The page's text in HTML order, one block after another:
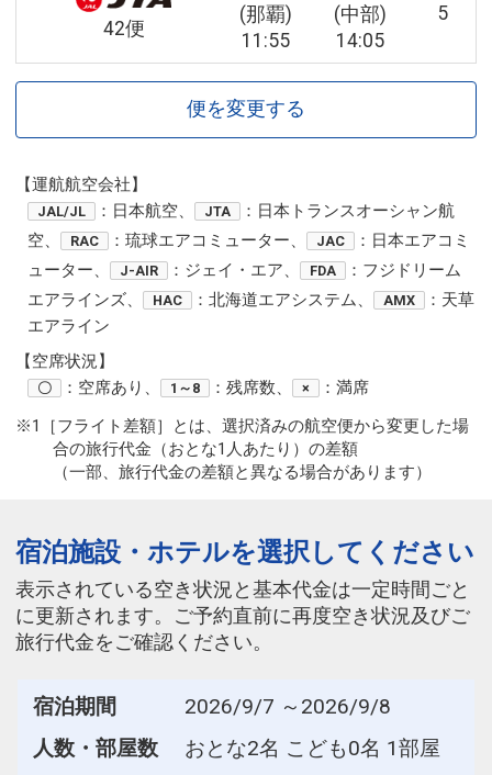
42便
(那覇)
11:55
(中部)
14:05
5
便を変更する
【運航航空会社】
JAL/JL ：日本航空、 JTA
：日本トランスオーシャン航
空、
RAC ：琉球エアコミューター、 JAC
：日本エアコミ
ューター、
J-AIR ：ジェイ・エア、 FDA
：フジドリーム
エアラインズ、
HAC ：北海道エアシステム、 AMX
：天草
エアライン
【空席状況】
〇 ：空席あり、 1～8 ：残席数、 ×
：満席
※1［フライト差額］とは、選択済みの航空便から変更した場
合の旅行代金（おとな1人あたり）の差額
（一部、旅行代金の差額と異なる場合があります）
宿泊施設・ホテルを選択してください
表示されている空き状況と基本代金は一定時間ごと
に更新されます。ご予約直前に再度空き状況及びご
旅行代金をご確認ください。
宿泊期間
2026/9/7 ～2026/9/8
人数・部屋数
おとな2名 こども0名 1部屋